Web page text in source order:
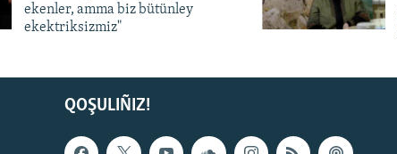
ekenler, amma biz bütünley
ekektriksizmiz"
QOŞULIÑIZ!